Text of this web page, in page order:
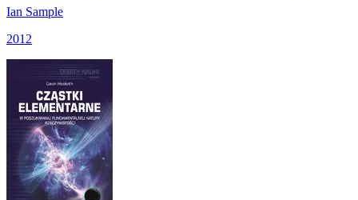
Ian Sample
2012